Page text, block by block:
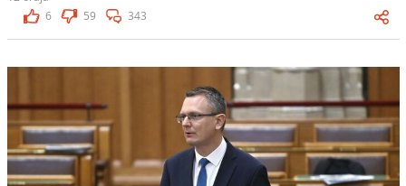
6
59 343